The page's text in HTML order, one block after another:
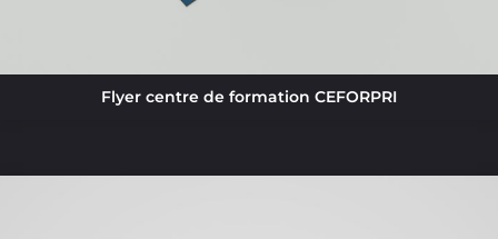
Flyer centre de formation CEFORPRI